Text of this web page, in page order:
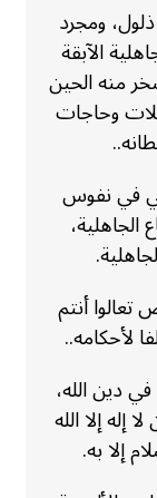
ومجرد
الآبقة
منه الحين
وحاجات
في نفوس
أنتم
لأحكامه..
في دين الله،
إله إلا الله
إلا به.